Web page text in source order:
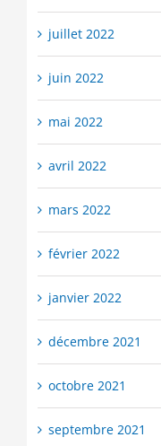
juillet 2022
juin 2022
mai 2022
avril 2022
mars 2022
février 2022
janvier 2022
décembre 2021
octobre 2021
septembre 2021